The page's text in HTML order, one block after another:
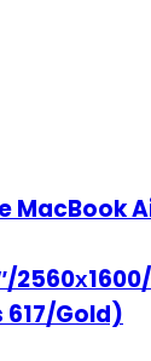
MacBook
617/Gold)